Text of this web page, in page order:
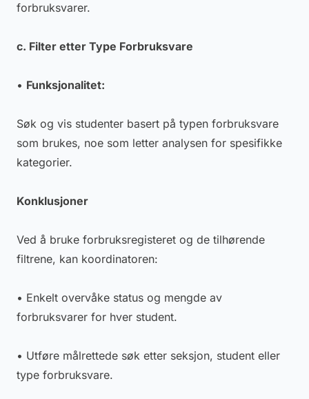
forbruksvarer.
c. Filter etter Type Forbruksvare
• Funksjonalitet:
Søk og vis studenter basert på typen forbruksvare
som brukes, noe som letter analysen for spesifikke
kategorier.
Konklusjoner
Ved å bruke forbruksregisteret og de tilhørende
filtrene, kan koordinatoren:
• Enkelt overvåke status og mengde av
forbruksvarer for hver student.
• Utføre målrettede søk etter seksjon, student eller
type forbruksvare.